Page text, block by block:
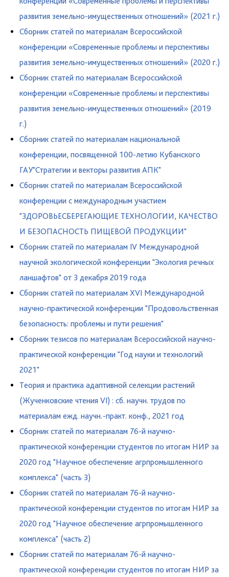
развития земельно-имущественных отношений» (2021 г.)
Cборник статей по материалам Всероссийской
конференции «Современные проблемы и перспективы
развития земельно-имущественных отношений» (2020 г.)
Cборник статей по материалам Всероссийской
конференции «Современные проблемы и перспективы
развития земельно-имущественных отношений» (2019
г.)
Сборник статей по материалам национальной
конференции, посвященной 100-летию Кубанского
ГАУ"Стратегии и векторы развития АПК"
Сборник статей по материалам Всероссийской
конференции с международным участием
"ЗДОРОВЬЕСБЕРЕГАЮЩИЕ ТЕХНОЛОГИИ, КАЧЕСТВО
И БЕЗОПАСНОСТЬ ПИЩЕВОЙ ПРОДУКЦИИ"
Сборник статей по материалам IV Международной
научной экологической конференции "Экология речных
ланшафтов" от 3 декабря 2019 года
Сборник статей по материалам XVI Международной
научно-практической конференции "Продовольственная
безопасность: проблемы и пути решения"
Сборник тезисов по материалам Всероссийской научно-
практической конференции "Год науки и технологий
2021"
Теория и практика адаптивной селекции растений
(Жученковские чтения VI) : сб. научн. трудов по
материалам ежд. научн.-практ. конф., 2021 год
Сборник статей по материалам 76-й научно-
практической конференции студентов по итогам НИР за
2020 год "Научное обеспечение агрпромышленного
комплекса" (часть 3)
Сборник статей по материалам 76-й научно-
практической конференции студентов по итогам НИР за
2020 год "Научное обеспечение агрпромышленного
комплекса" (часть 2)
Сборник статей по материалам 76-й научно-
практической конференции студентов по итогам НИР за